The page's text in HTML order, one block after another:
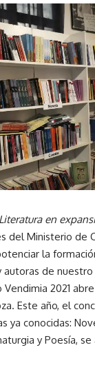
Literatura en
del Ministerio de
la
autoras de
2021
Este año, el
ya conocidas:
y Poesía,